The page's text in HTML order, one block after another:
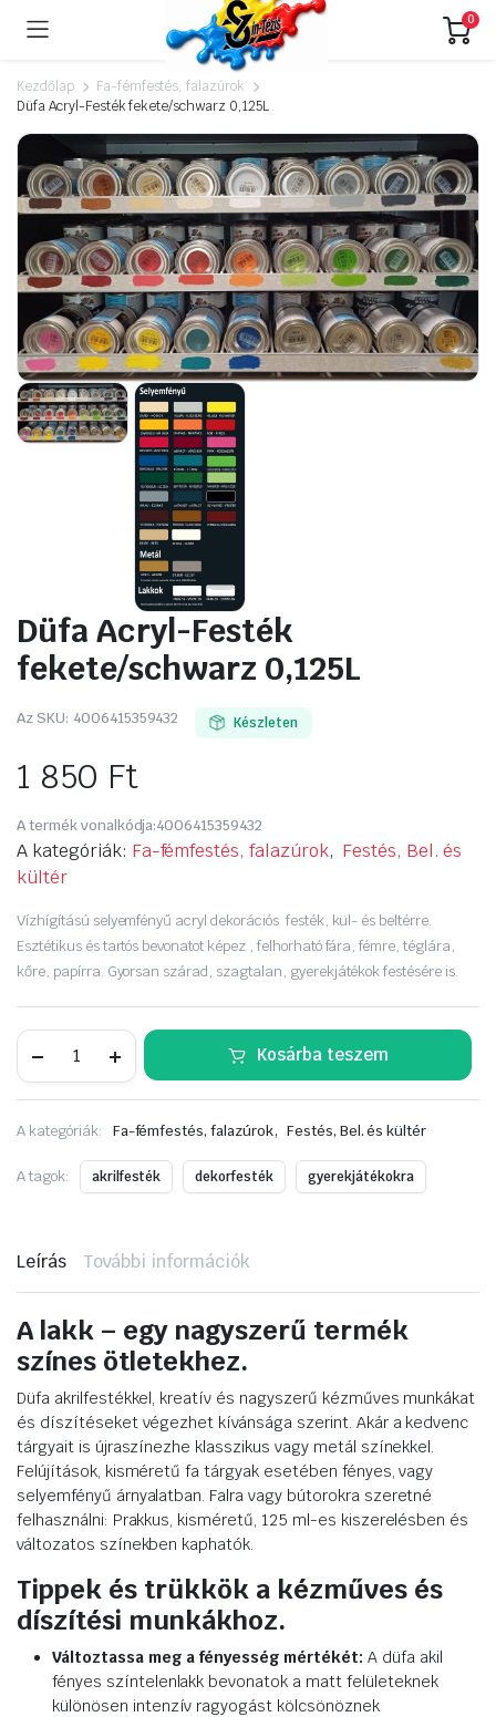
0
Kezdőlap
Fa-fémfestés, falazúrok
Düfa Acryl-Festék fekete/schwarz 0,125L
Düfa Acryl-Festék
fekete/schwarz 0,125L
Az SKU: 4006415359432 Készleten
1 850 Ft
A termék vonalkódja:4006415359432
A kategóriák: Fa-fémfestés, falazúrok, Festés, Bel. és
kültér
Vízhígítású selyemfényű acryl dekorációs festék, kül- és beltérre.
Esztétikus és tartós bevonatot képez , felhorható fára, fémre, téglára,
kőre, papírra. Gyorsan szárad, szagtalan, gyerekjátékok festésére is.
Acryl-
fekete/schwarz
mennyiség
Kosárba teszem
A kategóriák: Fa-fémfestés, falazúrok, Festés, Bel. és kültér
A tagok: akrilfesték dekorfesték gyerekjátékokra
Leírás További információk
A lakk – egy nagyszerű termék
színes ötletekhez.
Düfa akrilfestékkel, kreatív és nagyszerű kézműves munkákat
és díszítéseket végezhet kívánsága szerint. Akár a kedvenc
tárgyait is újraszínezhe klasszikus vagy metál színekkel.
Felújítások, kisméretű fa tárgyak esetében fényes, vagy
selyemfényű árnyalatban. Falra vagy bútorokra szeretné
felhasználni: Prakkus, kisméretű, 125 ml-es kiszerelésben és
változatos színekben kaphatók.
Tippek és trükkök a kézműves és
díszítési munkákhoz.
Változtassa meg a fényesség mértékét: A düfa akil
fényes színtelenlakk bevonatok a matt felületeknek
különösen intenzív ragyogást kölcsönöznek